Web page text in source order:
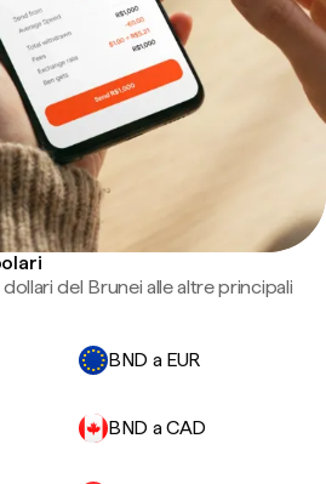
del Brunei alle altre principali
BND a EUR
BND a CAD